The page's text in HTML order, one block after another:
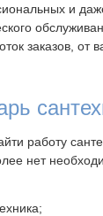
и
заказов, от
работу
нет